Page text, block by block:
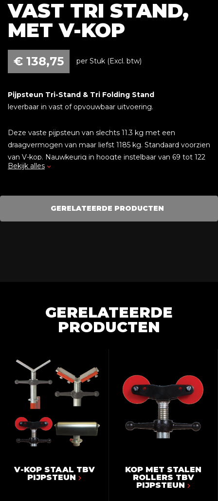
VAST TRI STAND,
MET V-KOP
€ 138,75 per Stuk (Excl. btw)
Pijpsteun Tri-Stand & Tri Folding Stand
leverbaar in vast of opvouwbaar uitvoering.
Deze vaste pijpsteun van slechts 11.3 kg met een
draagvermogen van maar liefst 1185 kg. Standaard voorzien
van V-kop. Nauwkeurig in hoogte instelbaar van 69 tot 122
cm met behulp van een draadspindel.
Bekijk alles
GERELATEERDE PRODUCTEN
GERELATEERDE
PRODUCTEN
V-KOP STAAL TBV
PIJPSTEUN
KOP MET STALEN
ROLLERS TBV
PIJPSTEUN